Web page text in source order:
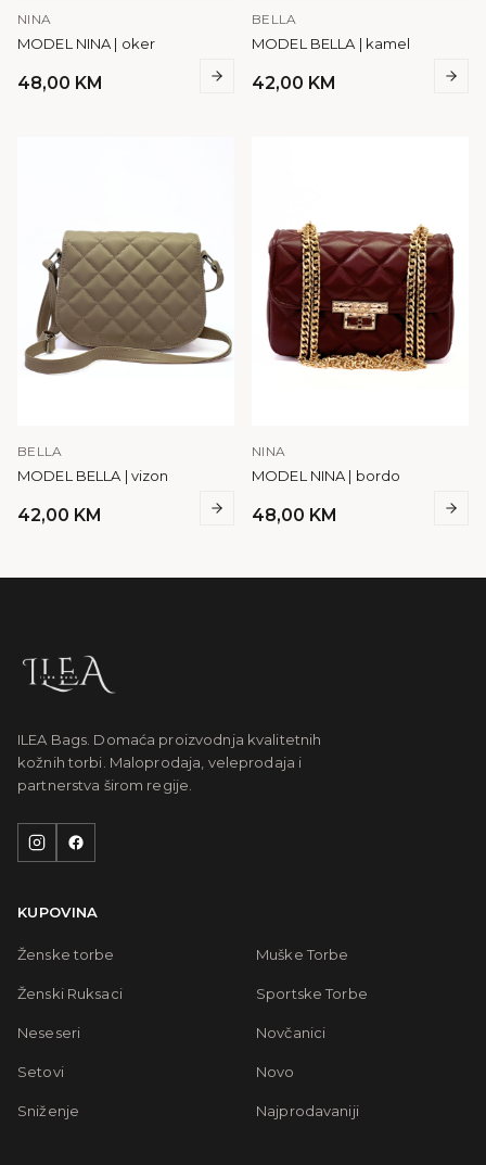
NINA
MODEL NINA | oker
48,00 KM
BELLA
MODEL BELLA | kamel
42,00 KM
BELLA
MODEL BELLA | vizon
42,00 KM
NINA
MODEL NINA | bordo
48,00 KM
ILEA Bags. Domaća proizvodnja kvalitetnih
kožnih torbi. Maloprodaja, veleprodaja i
partnerstva širom regije.
KUPOVINA
Ženske torbe Muške Torbe
Ženski Ruksaci Sportske Torbe
Neseseri Novčanici
Setovi Novo
Sniženje Najprodavaniji